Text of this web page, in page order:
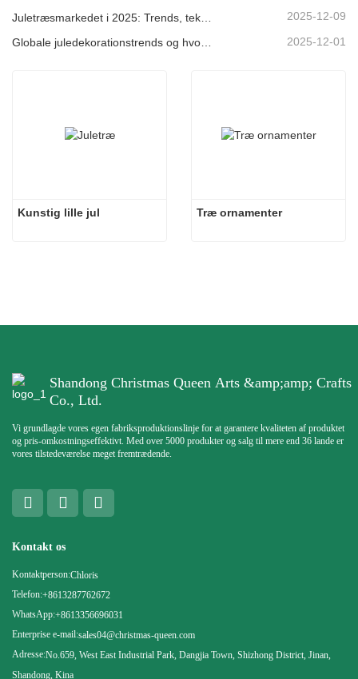
2025-12-09
2025-12-01
Kunstig lille jul Træ ornamenter
Shandong Christmas Queen Arts &amp;amp; Crafts
Co., Ltd.
Vi grundlagde vores egen fabriksproduktionslinje for at garantere kvaliteten af ​​produktet
og pris-omkostningseffektivt. Med over 5000 produkter og salg til mere end 36 lande er
vores tilstedeværelse meget fremtrædende.
Kontakt os
Kontaktperson:Chloris
Telefon:+8613287762672
WhatsApp:+8613356696031
Enterprise e-mail:sales04@christmas-queen.com
Adresse:No.659, West East Industrial Park, Dangjia Town, Shizhong District, Jinan,
Shandong, Kina